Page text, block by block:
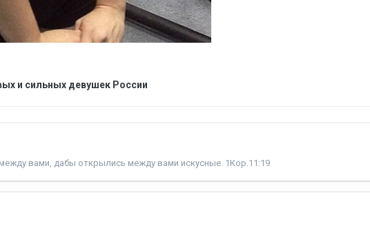
и сильных девушек России
вами, дабы открылись между вами искусные. 1Кор.11:19